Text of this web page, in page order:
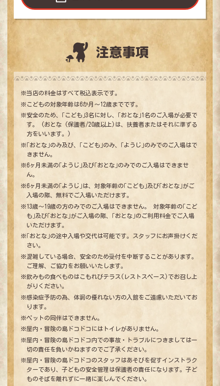
注意事項
※当店の料金はすべて税込表示です。
※こどもの対象年齢は6か月～12歳までです。
※安全のため、｢こども｣3名に対し、｢おとな｣1名のご入場が必要で
す。 (おとな (保護者/20歳以上)は、扶養者またはそれに準ずる
方をいいます。)
※｢おとな｣のみ及び、｢こども｣のみ、｢ようじ｣のみでのご入場はで
きません。
※6ヶ月未満の｢ようじ｣及び｢おとな｣のみでのご入場はできませ
ん。
※6ヶ月未満の｢ようじ｣は、対象年齢の｢こども｣及び｢おとな｣がご
入場の際、無料でご入場いただけます。
※13歳～19歳の方のみでのご入場はできません。 対象年齢の｢こど
も｣及び｢おとな｣がご入場の際、｢おとな｣のご利用料金でご入場
いただけます。
※｢おとな｣の途中入場や交代は可能です。スタッフにお声掛けくだ
さい。
※混雑している場合、安全のため受付を中断することがあります。
ご理解、ご協力をお願いいたします。
※飲みもの食べものはこもれびテラス(レストスペース)でお召し上
がりください。
※感染症予防の為、体調の優れない方の入館をご遠慮いただいてお
ります。
※ペットの同伴はできません。
※屋内・冒険の島ドコドコにはトイレがありません。
※屋内・冒険の島ドコドコ内での事故・トラブルにつきましては一
切の責任を負いかねますのでご了承ください。
※屋内・冒険の島ドコドコのスタッフはあそびを促すインストラク
ターであり、子どもの安全管理は保護者の責任になります。子ど
ものそばを離れずに一緒に楽しんでください。